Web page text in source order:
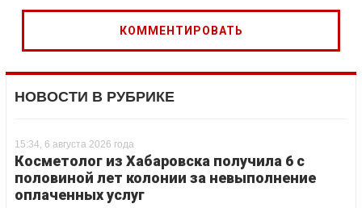
НОВОСТИ В РУБРИКЕ
15:34, 6 августа 2026 года
Косметолог из Хабаровска получила 6 с
половиной лет колонии за невыполнение
оплаченных услуг